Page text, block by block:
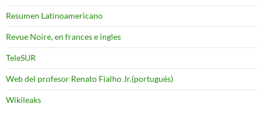
Resumen Latinoamericano
Revue Noire, en frances e ingles
TeleSUR
Web del profesor Renato Fialho Jr.(portugués)
Wikileaks